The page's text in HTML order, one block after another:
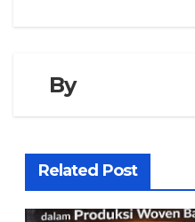
By
Related Post